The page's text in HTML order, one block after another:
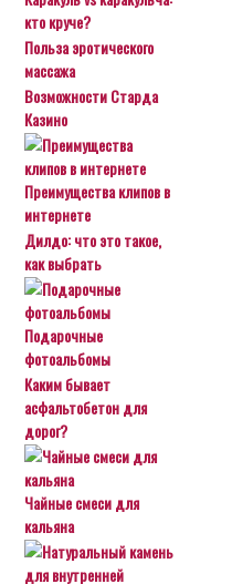
кто круче?
Польза эротического
массажа
Возможности Старда
Казино
Преимущества клипов в
интернете
Дилдо: что это такое,
как выбрать
Подарочные
фотоальбомы
Каким бывает
асфальтобетон для
дорог?
Чайные смеси для
кальяна